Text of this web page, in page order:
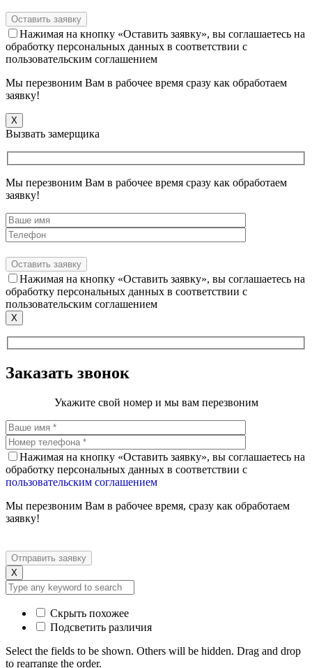
Нажимая на кнопку «Оставить заявку», вы соглашаетесь на
обработку персональных данных в соответствии с
пользовательским соглашением
Мы перезвоним Вам в рабочее время сразу как обработаем
заявку!
X
Вызвать замерщика
Мы перезвоним Вам в рабочее время сразу как обработаем
заявку!
Нажимая на кнопку «Оставить заявку», вы соглашаетесь на
обработку персональных данных в соответствии с
пользовательским соглашением
X
Заказать звонок
Укажите свой номер и мы вам перезвоним
Нажимая на кнопку «Оставить заявку», вы соглашаетесь на
обработку персональных данных в соответствии с
пользовательским соглашением
Мы перезвоним Вам в рабочее время, сразу как обработаем
заявку!
X
Скрыть похожее
Подсветить различия
Select the fields to be shown. Others will be hidden. Drag and drop
to rearrange the order.